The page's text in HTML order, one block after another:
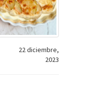
22 diciembre,
2023